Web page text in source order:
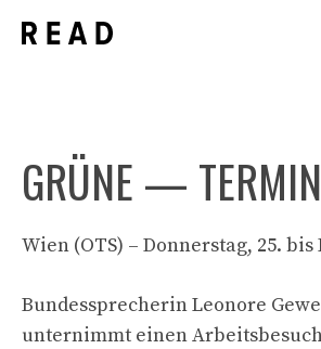
Inhalt
GRÜNE —
Wien (OTS) – Donnerstag, 25. bis
Bundessprecherin Leonore
unternimmt einen